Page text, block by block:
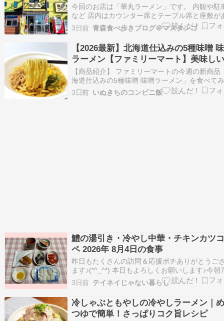
今回のお店は「華丸ラーメン」です。 内観や駐
など 店内はカウンター席とテーブル席と座敷が
て禁煙。カウンターに8席と大小のテーブルが計
卓。座敷に2卓。テラスと2階席もあります。駐
はお店の横です。 メニュー さて、ついに夏メ
が始まりましたね！中華ざると冷やし中華…
3日前 青森食べ歩きブログ＠マスタンゴ
【2026最新】北海道仕込みの5種味噌
ラーメン【ファミリーマート】美味し
す!!
【商品紹介】 ファミリーマートの今週の新商品
海道仕込みの5種味噌 味噌ラーメン」を食べて
した。 コシと弾力のある中華麺に、北海道仕込
味噌を使用したコクのある味わいのスープを合
3日前 いぬきちのコンビニ飯
鱧の湯引き・冷やし中華・チキンカツ
ペ 2026年 8月4日の食事
昨日もたくさんの訪問＆応援ポチありがとうご
ます♪(*^_^*) 本日もよろしくお願いします♪今朝
17分の室温と湿度夫の部屋24.7度 47%（冷房27
定）私の部屋29.5度 52%（冷房なし）お台所
50%（冷房27度設定）《夫の夕食》16時17分酢
噌・…
3日前 テイネイじゃない暮らし
冷しゃぶともやしの冷やしラーメン｜
つゆで簡単！さっぱりコク旨レシピ